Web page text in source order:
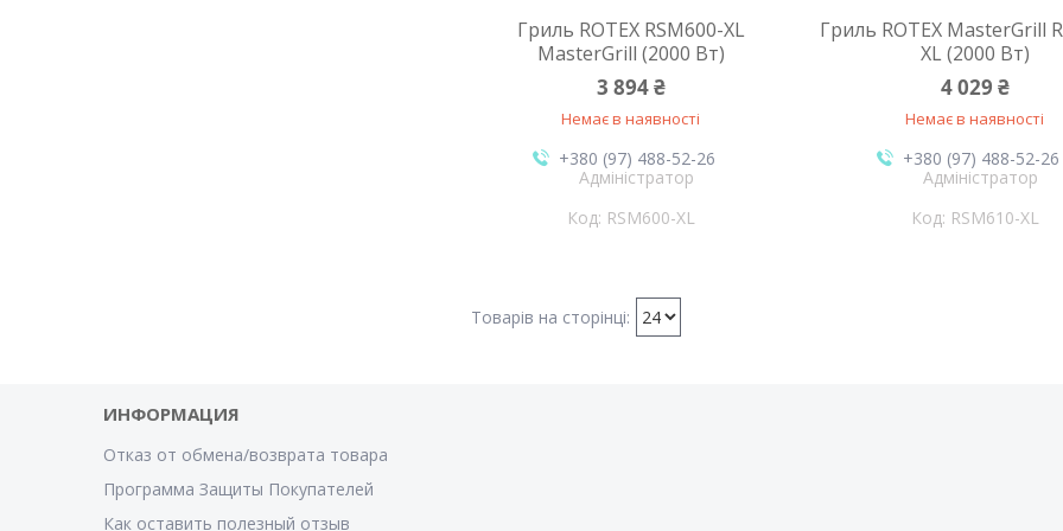
Гриль ROTEX RSM600-XL
MasterGrill (2000 Вт)
3 894 ₴
Немає в наявності
+380 (97) 488-52-26
Адміністратор
RSM600-XL
Гриль ROTEX MasterGrill
XL (2000 Вт)
4 029 ₴
Немає в наявності
+380 (97) 488-52-26
Адміністратор
RSM610-XL
ИНФОРМАЦИЯ
Отказ от обмена/возврата товара
Программа Защиты Покупателей
Как оставить полезный отзыв